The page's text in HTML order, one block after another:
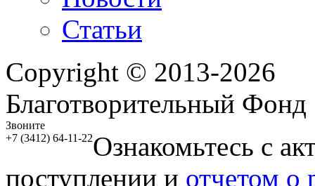
Статьи
Copyright © 2013-2026
Благотворительный
Звоните
+7 (3412) 64-11-22Ознакомьтесь с
поступлении и отчетом о